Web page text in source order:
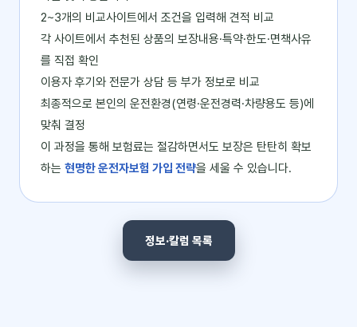
2~3개의 비교사이트에서 조건을 입력해 견적 비교
각 사이트에서 추천된 상품의 보장내용·특약·한도·면책사유
를 직접 확인
이용자 후기와 전문가 상담 등 부가 정보로 비교
최종적으로 본인의 운전환경(연령·운전경력·차량용도 등)에
맞춰 결정
이 과정을 통해 보험료는 절감하면서도 보장은 탄탄히 확보
하는 현명한 운전자보험 가입 전략을 세울 수 있습니다.
정보·칼럼 목록